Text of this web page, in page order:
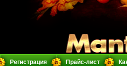
Регистрация Прайс-лист